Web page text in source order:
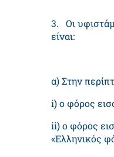
3. Οι
είναι:
α) Στην
i) ο φόρος
ii) ο φόρος
«Ελληνικός